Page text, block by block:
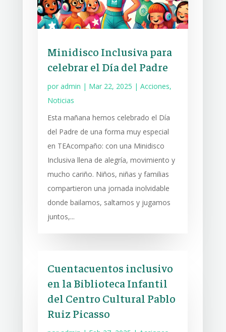
Minidisco Inclusiva para
celebrar el Día del Padre
por admin | Mar 22, 2025 | Acciones,
Noticias
Esta mañana hemos celebrado el Día
del Padre de una forma muy especial
en TEAcompaño: con una Minidisco
Inclusiva llena de alegría, movimiento y
mucho cariño. Niños, niñas y familias
compartieron una jornada inolvidable
donde bailamos, saltamos y jugamos
juntos,...
Cuentacuentos inclusivo
en la Biblioteca Infantil
del Centro Cultural Pablo
Ruiz Picasso